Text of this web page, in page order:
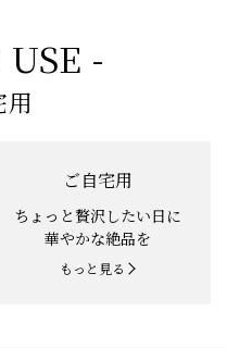
-
用
ご自宅用
ちょっと贅沢したい日に
華やかな絶品を
もっと見る